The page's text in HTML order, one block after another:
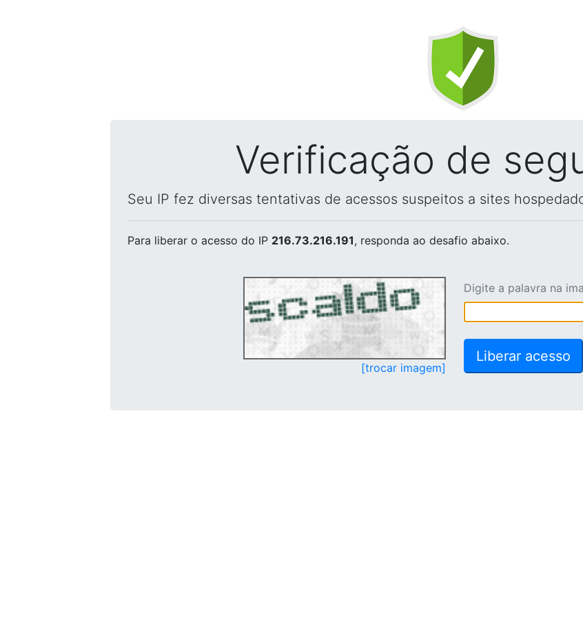
Verificação de
Seu IP fez diversas tentativas de acessos suspeitos a sites
Para liberar o acesso do IP 216.73.216.191, responda ao desafio abaixo.
[trocar imagem]
Digite a palavra na